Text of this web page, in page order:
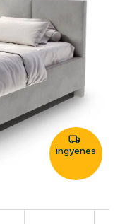
ingyenes